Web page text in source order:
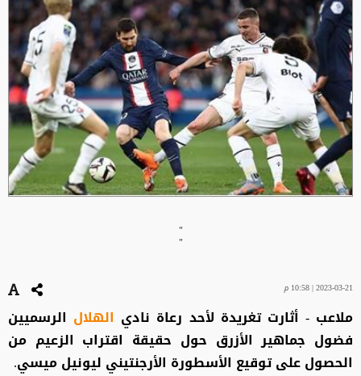
"
"
2023-03-21 | 10:58 م
ملاعب - أثارت تغريدة لأحد رعاة نادي الهلال الرسميين
فضول جماهير الأزرق حول حقيقة اقتراب الزعيم من
الحصول على توقيع الأسطورة الأرجنتيني ليونيل ميسي.